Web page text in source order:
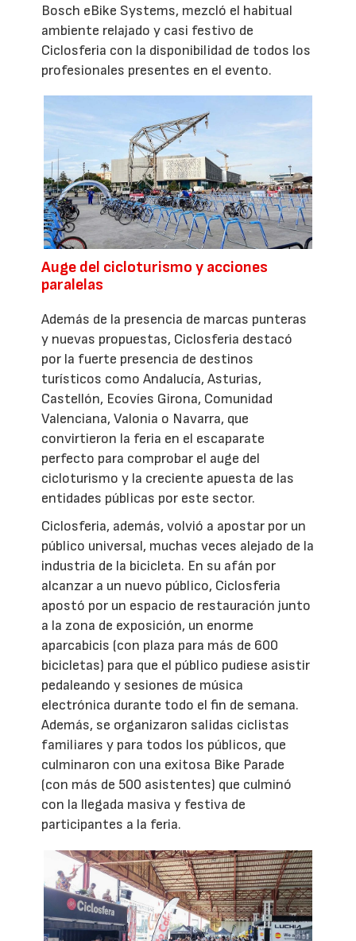
Bosch eBike Systems, mezcló el habitual
ambiente relajado y casi festivo de
Ciclosferia con la disponibilidad de todos los
profesionales presentes en el evento.
Auge del cicloturismo y acciones
paralelas
Además de la presencia de marcas punteras
y nuevas propuestas, Ciclosferia destacó
por la fuerte presencia de destinos
turísticos como Andalucía, Asturias,
Castellón, Ecovíes Girona, Comunidad
Valenciana, Valonia o Navarra, que
convirtieron la feria en el escaparate
perfecto para comprobar el auge del
cicloturismo y la creciente apuesta de las
entidades públicas por este sector.
Ciclosferia, además, volvió a apostar por un
público universal, muchas veces alejado de la
industria de la bicicleta. En su afán por
alcanzar a un nuevo público, Ciclosferia
apostó por un espacio de restauración junto
a la zona de exposición, un enorme
aparcabicis (con plaza para más de 600
bicicletas) para que el público pudiese asistir
pedaleando y sesiones de música
electrónica durante todo el fin de semana.
Además, se organizaron salidas ciclistas
familiares y para todos los públicos, que
culminaron con una exitosa Bike Parade
(con más de 500 asistentes) que culminó
con la llegada masiva y festiva de
participantes a la feria.